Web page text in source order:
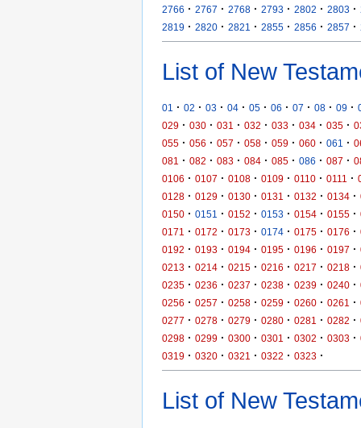
2766 · 2767 · 2768 · 2793 · 2802 · 2803 ·
2819 · 2820 · 2821 · 2855 · 2856 · 2857 ·
List of New
01 · 02 · 03 · 04 · 05 · 06 · 07 · 08 · 09 ·
029 · 030 · 031 · 032 · 033 · 034 · 035 ·
055 · 056 · 057 · 058 · 059 · 060 · 061 ·
081
· 082 · 083 · 084 · 085 · 086 · 087 ·
0106 · 0107 · 0108 · 0109 · 0110 · 0111 ·
0128 · 0129 · 0130 · 0131 · 0132 · 0134 ·
0150 · 0151 · 0152 · 0153 · 0154 · 0155 ·
0171
· 0172 · 0173 · 0174 · 0175 · 0176 ·
0192 · 0193 · 0194 · 0195 · 0196 · 0197 ·
0213 · 0214 · 0215 · 0216 · 0217 · 0218 ·
0235 · 0236 · 0237 · 0238 · 0239 · 0240 ·
0256 · 0257 · 0258 · 0259 · 0260 · 0261 ·
0277 · 0278 · 0279 · 0280 · 0281 · 0282 ·
0298 · 0299 · 0300 · 0301 · 0302 · 0303 ·
0319 · 0320 · 0321 · 0322 · 0323 ·
List of New